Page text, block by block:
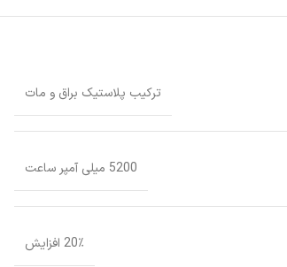
ترکیب پلاستیک براق و مات
5200 میلی آمپر ساعت
20٪ افزایش